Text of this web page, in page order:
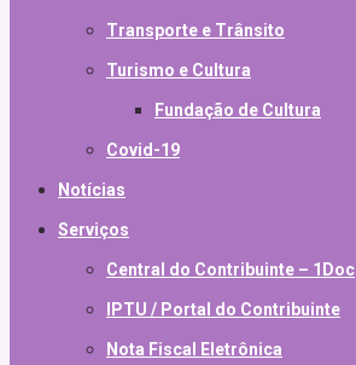
Transporte e Trânsito
Turismo e Cultura
Fundação de Cultura
Covid-19
Notícias
Serviços
Central do Contribuinte – 1Doc
IPTU / Portal do Contribuinte
Nota Fiscal Eletrônica